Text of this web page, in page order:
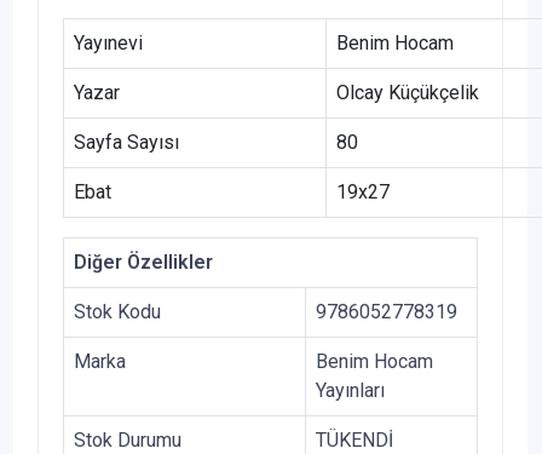
Yayınevi Benim Hocam
Yazar Olcay Küçükçelik
Sayfa Sayısı 80
Ebat 19x27
Diğer Özellikler
Stok Kodu 9786052778319
Marka
Benim Hocam
Yayınları
Stok Durumu TÜKENDİ